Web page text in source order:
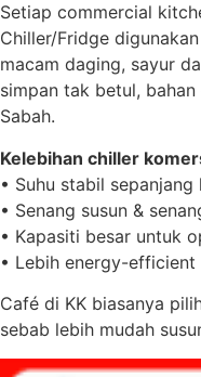
Setiap commercial
Chiller/Fridge
macam daging, sayur
simpan tak betul,
Sabah.
Kelebihan chiller
• Suhu stabil sepanjang
• Senang susun &
• Kapasiti besar untuk
• Lebih energy-
Café di KK biasanya
sebab lebih mudah